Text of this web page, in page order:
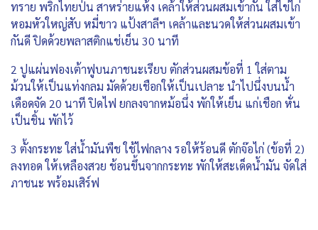
ทราย พริกไทยป่น สาหร่ายแห้ง เคล้าให้ส่วนผสมเข้ากัน ใส่ไข่ไก่
หอมหัวใหญ่สับ หมี่ขาว แป้งสาลีฯ เคล้าและนวดให้ส่วนผสมเข้า
กันดี ปิดด้วยพลาสติกแช่เย็น 30 นาที
2 ปูแผ่นฟองเต้าฟูบนภาชนะเรียบ ตักส่วนผสมข้อที่ 1 ใส่ตาม
ม้วนให้เป็นแท่งกลม มัดด้วยเชือกให้เป็นเปลาะ นำไปนึ่งบนน้ำ
เดือดจัด 20 นาที ปิดไฟ ยกลงจากหม้อนึ่ง พักให้เย็น แก่เชือก หั่น
เป็นชิ้น พักไว้
3 ตั้งกระทะ ใส่น้ำมันพืช ใช้ไฟกลาง รอให้ร้อนดี ตักจ๊อไก่ (ข้อที่ 2)
ลงทอด ให้เหลืองสวย ช้อนขึ้นจากกระทะ พักให้สะเด็ดน้ำมัน จัดใส่
ภาชนะ พร้อมเสิร์ฟ